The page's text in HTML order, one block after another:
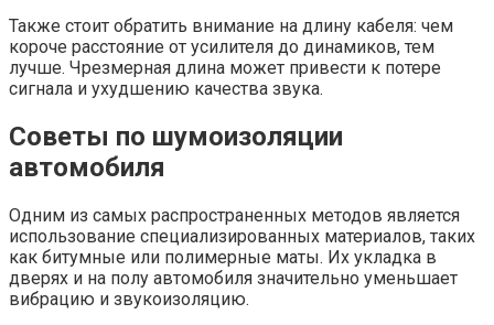
Также стоит обратить внимание на длину кабеля: чем
короче расстояние от усилителя до динамиков, тем
лучше. Чрезмерная длина может привести к потере
сигнала и ухудшению качества звука.
Советы по шумоизоляции
автомобиля
Одним из самых распространенных методов является
использование специализированных материалов, таких
как битумные или полимерные маты. Их укладка в
дверях и на полу автомобиля значительно уменьшает
вибрацию и звукоизоляцию.